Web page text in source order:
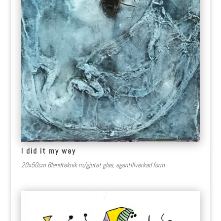
I did it my way
20x50cm Blandteknik m/gjutet glas, egentillverkad form